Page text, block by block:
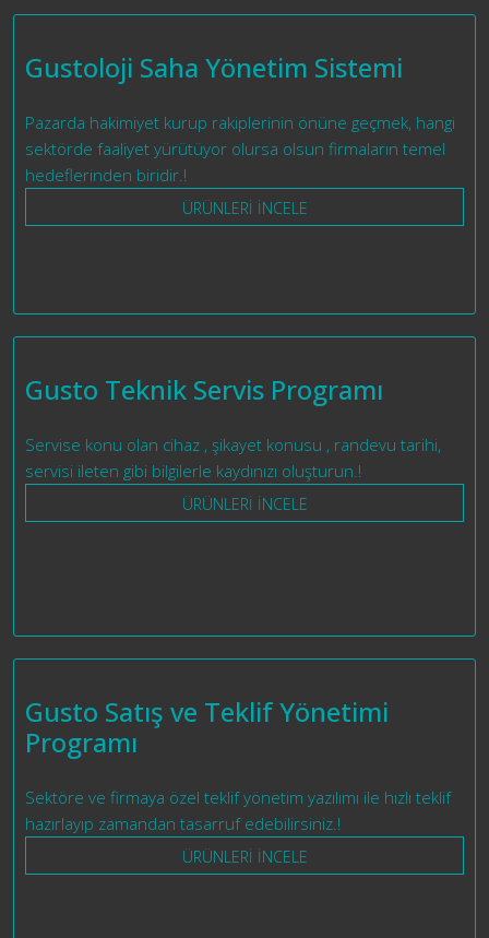
Gustoloji Saha Yönetim Sistemi
Pazarda hakimiyet kurup rakiplerinin önüne geçmek, hangi
sektörde faaliyet yürütüyor olursa olsun firmaların temel
hedeflerinden biridir.!
ÜRÜNLERİ İNCELE
Gusto Teknik Servis Programı
Servise konu olan cihaz , şikayet konusu , randevu tarihi,
servisi ileten gibi bilgilerle kaydınızı oluşturun.!
ÜRÜNLERİ İNCELE
Gusto Satış ve Teklif Yönetimi
Programı
Sektöre ve firmaya özel teklif yönetim yazılımı ile hızlı teklif
hazırlayıp zamandan tasarruf edebilirsiniz.!
ÜRÜNLERİ İNCELE